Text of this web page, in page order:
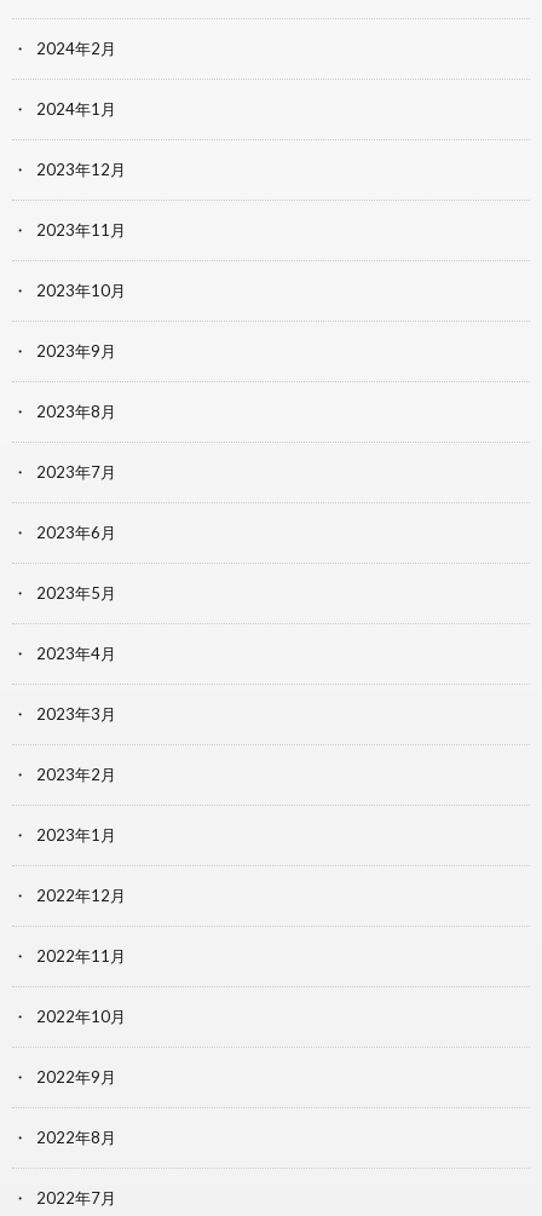
2024年2月
2024年1月
2023年12月
2023年11月
2023年10月
2023年9月
2023年8月
2023年7月
2023年6月
2023年5月
2023年4月
2023年3月
2023年2月
2023年1月
2022年12月
2022年11月
2022年10月
2022年9月
2022年8月
2022年7月